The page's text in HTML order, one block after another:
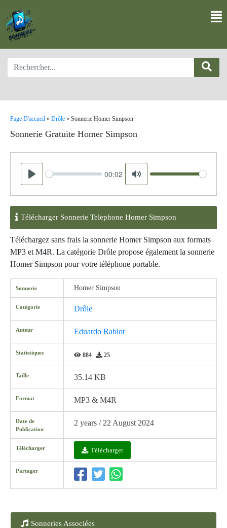
Page D'accueil » Drôle » Sonnerie Homer Simpson
Sonnerie Gratuite Homer Simpson
Play
Seek 00:02
Mute
Volume
Télécharger Sonnerie Telephone Homer Simpson
Téléchargez sans frais la sonnerie Homer Simpson aux formats
MP3 et M4R. La catégorie Drôle propose également la sonnerie
Homer Simpson pour votre téléphone portable.
Sonnerie Homer Simpson
Catégorie Drôle
Auteur Eduardo Rabiot
Statistiques 884 25
Taille 35.14 KB
Format MP3 & M4R
Date de
Publication
2 years / 22 August 2024
Télécharger Télécharger
Partager
Sonneries Associées